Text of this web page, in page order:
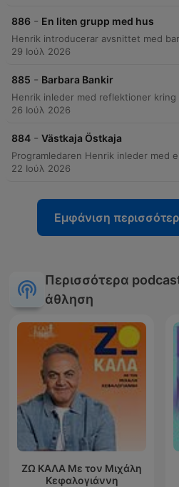
886 - En liten grupp med hus
29 Ιούλ 2026
885 - Barbara Bankir
26 Ιούλ 2026
884 - Västkaja Östkaja
22 Ιούλ 2026
Εμφάνιση
Περισσότερα
άθληση
ΖΩ ΚΑΛΑ Με τον Μιχάλη
Κεφαλογιάννη